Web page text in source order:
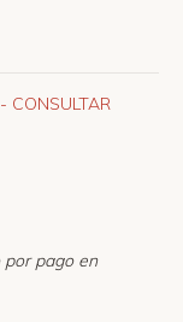
CONSULTAR
por pago en